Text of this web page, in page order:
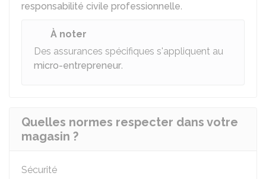
responsabilité civile professionnelle.
À noter
Des assurances spécifiques s'appliquent au
micro-entrepreneur.
Quelles normes respecter dans votre
magasin ?
Sécurité